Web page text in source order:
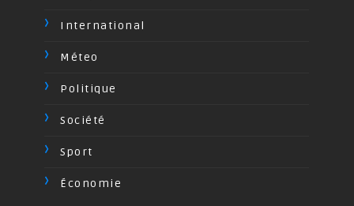
International
Méteo
Politique
Société
Sport
Économie